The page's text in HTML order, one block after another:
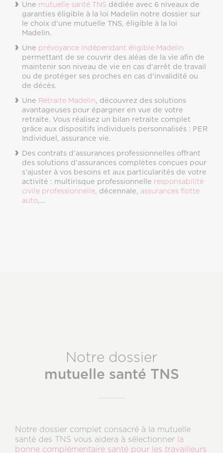
Une mutuelle santé TNS dédiée avec 6 niveaux de
garanties éligible à la loi Madelin notre dossier sur
le choix d’une mutuelle TNS, éligible à la loi
Madelin.
Une prévoyance indépendant éligible Madelin
permettant de se couvrir des aléas de la vie afin de
maintenir son niveau de vie en cas d'arrêt de travail
ou de protéger ses proches en cas d'invalidité ou
de décès.
Une Retraite Madelin , découvrez des solutions
avantageuses pour épargner en vue de votre
retraite. Vous réalisez un bilan retraite complet
grâce aux dispositifs individuels personnalisés : PER
Individuel, assurance vie.
Des contrats d’assurances professionnelles offrant
des solutions d’assurances complètes conçues pour
s’ajuster à vos besoins et aux particularités de votre
activité : multirisque professionnelle responsabilité
civile professionnelle , décennale, assurances flotte
auto
Notre dossier
mutuelle santé TNS
Notre dossier complet consacré à la mutuelle
santé des TNS vous aidera à sélectionner la
bonne complémentaire santé pour les travailleurs